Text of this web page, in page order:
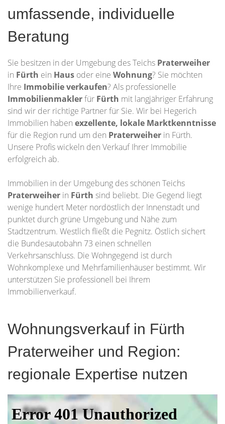
umfassende, individuelle
Beratung
Sie besitzen in der Umgebung des Teichs Praterweiher
in Fürth ein Haus oder eine Wohnung? Sie möchten
Ihre Immobilieverkaufen? Als professionelle
Immobilienmaklerfür Fürth mit langjähriger Erfahrung
sind wir der richtige Partner für Sie. Wir bei Hegerich
Immobilien haben exzellente, lokale Marktkenntnisse
für die Region rund um den Praterweiher in Fürth.
Unsere Profis wickeln den Verkauf Ihrer Immobilie
erfolgreich ab.
Immobilien in der Umgebung des schönen Teichs
Praterweiher in Fürth sind beliebt. Die Gegend liegt
wenige hundert Meter nordöstlich der Innenstadt und
punktet durch grüne Umgebung und Nähe zum
Stadtzentrum. Westlich fließt die Pegnitz. Östlich sichert
die Bundesautobahn 73 einen schnellen
Verkehrsanschluss. Die Wohngegend ist durch
Wohnkomplexe und Mehrfamilienhäuser bestimmt. Wir
unterstützen Sie professionell bei Ihrem
Immobilienverkauf.
Wohnungsverkauf in Fürth
Praterweiher und Region:
regionale Expertise nutzen